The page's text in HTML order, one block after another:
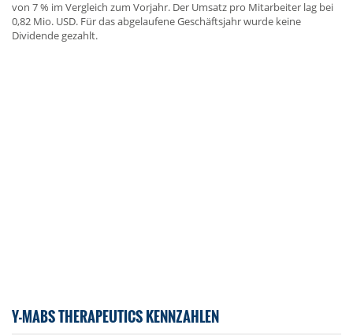
von 7 % im Vergleich zum Vorjahr. Der Umsatz pro Mitarbeiter lag bei
0,82 Mio. USD. Für das abgelaufene Geschäftsjahr wurde keine
Dividende gezahlt.
Y-MABS THERAPEUTICS KENNZAHLEN